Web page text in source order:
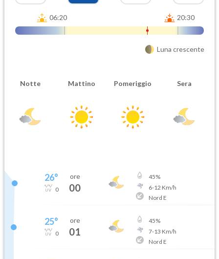
06:20 20:30
Luna crescente
Notte Mattino Pomeriggio Sera
26°
0
ore
00
45%
6-12 Km/h
Nord E
25°
0
ore
01
45%
7-13 Km/h
Nord E